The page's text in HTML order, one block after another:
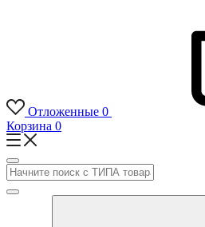
Отложенные 0
Корзина 0